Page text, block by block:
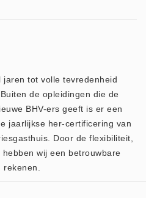
jaren tot volle tevredenheid
de opleidingen die de
BHV-ers geeft is er een
jaarlijkse her-certificering van
Door de flexibiliteit,
wij een betrouwbare